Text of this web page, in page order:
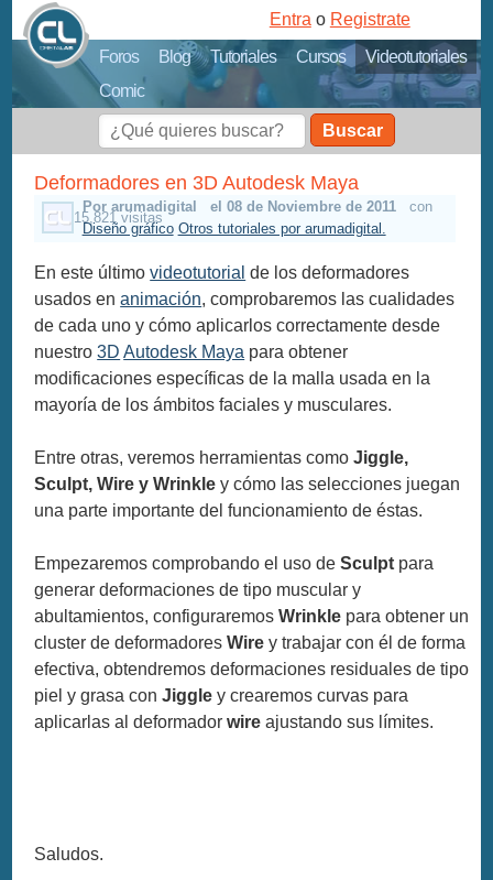
Foros Blog Tutoriales Cursos
Videotutoriales
Comic
Entra o Registrate
Buscar
Deformadores en 3D Autodesk Maya
Por arumadigital el 08 de Noviembre de 2011 con
15,821 visitas
Diseño gráfico Otros tutoriales por arumadigital.
En este últimovideotutorial de los deformadores
usados enanimación, comprobaremos las cualidades
de cada uno y cómo aplicarlos correctamente desde
nuestro3D Autodesk Maya para obtener
modificaciones específicas de la malla usada en la
mayoría de los ámbitos faciales y musculares.
Entre otras, veremos herramientas comoJiggle,
Sculpt, Wire y Wrinkle y cómo las selecciones juegan
una parte importante del funcionamiento de éstas.
Empezaremos comprobando el uso deSculpt para
generar deformaciones de tipo muscular y
abultamientos, configuraremosWrinkle para obtener un
cluster de deformadoresWire y trabajar con él de forma
efectiva, obtendremos deformaciones residuales de tipo
piel y grasa conJiggle y crearemos curvas para
aplicarlas al deformadorwire ajustando sus límites.
Saludos.